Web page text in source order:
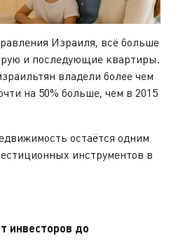
Израиля, всё больше
и последующие квартиры.
владели более чем
на 50% больше, чем в 2015
остаётся одним
инструментов в
инвесторов до